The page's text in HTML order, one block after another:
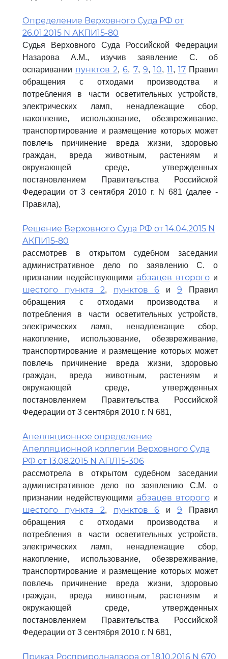
Определение Верховного Суда РФ от
26.01.2015 N АКПИ15-80
Судья Верховного Суда Российской Федерации
Назарова А.М., изучив заявление С. об
оспаривании пунктов 2,6, 7, 9, 10, 11, 17 Правил
обращения с отходами производства и
потребления в части осветительных устройств,
электрических ламп, ненадлежащие сбор,
накопление, использование, обезвреживание,
транспортирование и размещение которых может
повлечь причинение вреда жизни, здоровью
граждан, вреда животным, растениям и
окружающей среде, утвержденных
постановлением Правительства Российской
Федерации от 3 сентября 2010 г. N 681 (далее -
Правила),
Решение Верховного Суда РФ от 14.04.2015 N
АКПИ15-80
рассмотрев в открытом судебном заседании
административное дело по заявлению С. о
признании недействующими абзацев второгои
шестого пункта 2, пунктов 6 и9 Правил
обращения с отходами производства и
потребления в части осветительных устройств,
электрических ламп, ненадлежащие сбор,
накопление, использование, обезвреживание,
транспортирование и размещение которых может
повлечь причинение вреда жизни, здоровью
граждан, вреда животным, растениям и
окружающей среде, утвержденных
постановлением Правительства Российской
Федерации от 3 сентября 2010 г. N 681,
Апелляционное определение
Апелляционной коллегии Верховного Суда
РФ от 13.08.2015 N АПЛ15-306
рассмотрела в открытом судебном заседании
административное дело по заявлению С.М. о
признании недействующими абзацев второгои
шестого пункта 2, пунктов 6 и9 Правил
обращения с отходами производства и
потребления в части осветительных устройств,
электрических ламп, ненадлежащие сбор,
накопление, использование, обезвреживание,
транспортирование и размещение которых может
повлечь причинение вреда жизни, здоровью
граждан, вреда животным, растениям и
окружающей среде, утвержденных
постановлением Правительства Российской
Федерации от 3 сентября 2010 г. N 681,
Приказ Росприроднадзора от 18.10.2016 N 670